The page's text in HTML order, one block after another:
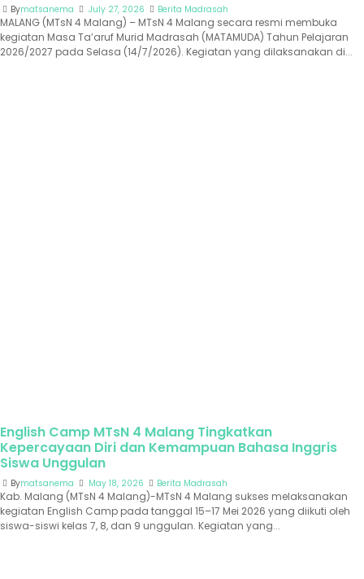
Bymatsanema July 27, 2026 Berita Madrasah
MALANG (MTsN 4 Malang) – MTsN 4 Malang secara resmi membuka
kegiatan Masa Ta’aruf Murid Madrasah (MATAMUDA) Tahun Pelajaran
2026/2027 pada Selasa (14/7/2026). Kegiatan yang dilaksanakan di...
English Camp MTsN 4 Malang Tingkatkan
Kepercayaan Diri dan Kemampuan Bahasa Inggris
Siswa Unggulan
Bymatsanema May 18, 2026 Berita Madrasah
Kab. Malang (MTsN 4 Malang)-MTsN 4 Malang sukses melaksanakan
kegiatan English Camp pada tanggal 15–17 Mei 2026 yang diikuti oleh
siswa-siswi kelas 7, 8, dan 9 unggulan. Kegiatan yang...